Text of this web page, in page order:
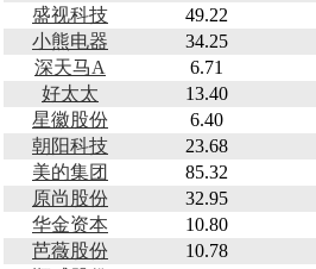
盛视科技
49.22
小熊电器
34.25
深天马A
6.71
好太太
13.40
星徽股份
6.40
朝阳科技
23.68
美的集团
85.32
原尚股份
32.95
华金资本
10.80
芭薇股份
10.78